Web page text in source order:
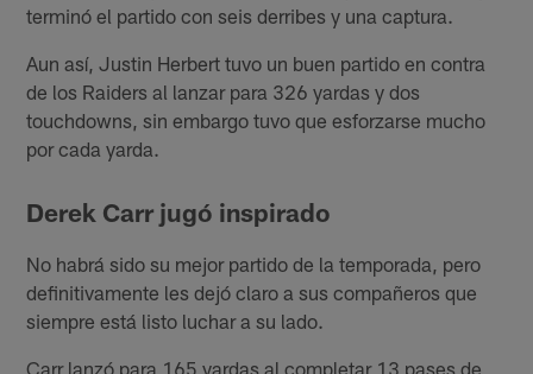
terminó el partido con seis derribes y una captura.
Aun así, Justin Herbert tuvo un buen partido en contra
de los Raiders al lanzar para 326 yardas y dos
touchdowns, sin embargo tuvo que esforzarse mucho
por cada yarda.
Derek Carr jugó inspirado
No habrá sido su mejor partido de la temporada, pero
definitivamente les dejó claro a sus compañeros que
siempre está listo luchar a su lado.
Carr lanzó para 165 yardas al completar 13 pases de